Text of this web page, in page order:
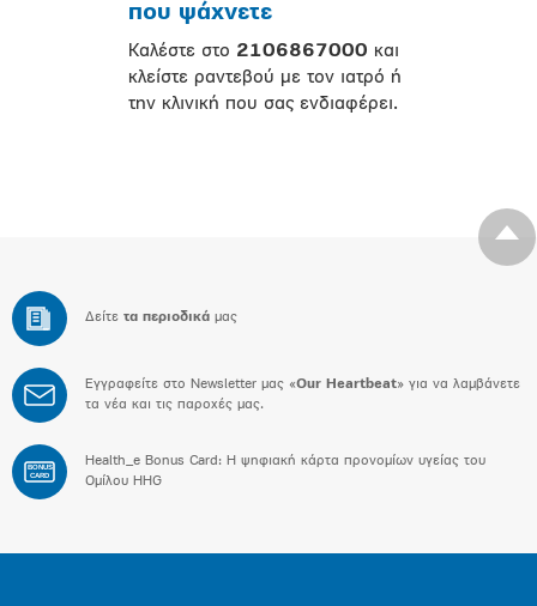
που ψάχνετε
Καλέστε στο 2106867000 και
κλείστε ραντεβού με τον ιατρό ή
την κλινική που σας ενδιαφέρει.
Δείτε τα περιοδικά μας
Εγγραφείτε στο Newsletter μας «Our Heartbeat» για να λαμβάνετε
τα νέα και τις παροχές μας.
BONUS
CARD
Health_e Bonus Card: H ψηφιακή κάρτα προνομίων υγείας του
Ομίλου HHG